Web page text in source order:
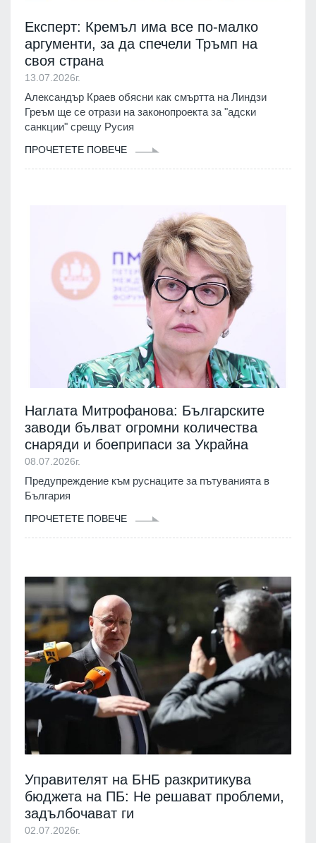
Експерт: Кремъл има все по-малко
аргументи, за да спечели Тръмп на
своя страна
13.07.2026г.
Александър Краев обясни как смъртта на Линдзи
Греъм ще се отрази на законопроекта за "адски
санкции" срещу Русия
ПРОЧЕТЕТЕ ПОВЕЧЕ
Наглата Митрофанова: Българските
заводи бълват огромни количества
снаряди и боеприпаси за Украйна
08.07.2026г.
Предупреждение към руснаците за пътуванията в
България
ПРОЧЕТЕТЕ ПОВЕЧЕ
Управителят на БНБ разкритикува
бюджета на ПБ: Не решават проблеми,
задълбочават ги
02.07.2026г.